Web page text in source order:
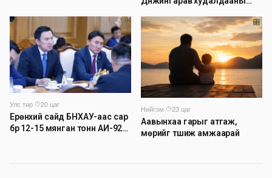
хаана
Улс төр·
20 цаг
Ерөнхий сайд БНХАУ-аас сар
бүр 12-15 мянган тонн АИ-92
Нийгэм·
23 цаг
Аавынхаа гарыг атгаж,
мөрийг түшиж амжаарай